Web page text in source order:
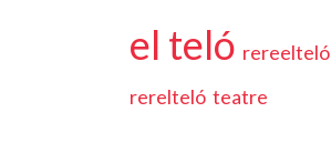
el teló rereelteló
rerelteló teatre